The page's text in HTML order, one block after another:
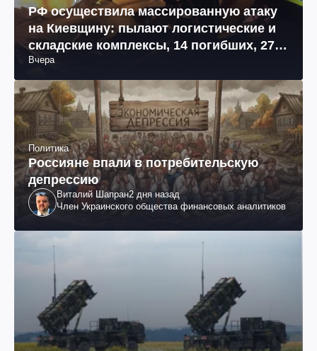
РФ осуществила массированную атаку
на Киевщину: пылают логистические и
складские комплексы, 14 погибших, 27
раненых (фото, видео)
Вчера
Политика
Россияне впали в потребительскую
депрессию
Виталий Шапран2 дня назад
Член Украинского общества финансовых аналитиков